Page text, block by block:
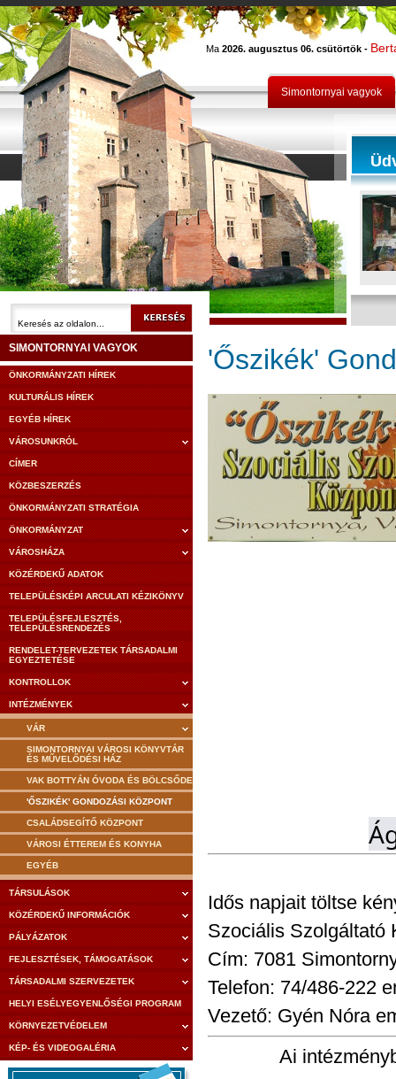
Ma 2026. augusztus 06. csütörtök -
Simontornyai vagyok
SIMONTORNYAI VAGYOK
ÖNKORMÁNYZATI HÍREK
KULTURÁLIS HÍREK
EGYÉB HÍREK
VÁROSUNKRÓL
CÍMER
KÖZBESZERZÉS
ÖNKORMÁNYZATI STRATÉGIA
ÖNKORMÁNYZAT
VÁROSHÁZA
KÖZÉRDEKŰ ADATOK
TELEPÜLÉSKÉPI ARCULATI KÉZIKÖNYV
TELEPÜLÉSFEJLESZTÉS,
TELEPÜLÉSRENDEZÉS
RENDELET-TERVEZETEK TÁRSADALMI
EGYEZTETÉSE
KONTROLLOK
INTÉZMÉNYEK
VÁR
SIMONTORNYAI VÁROSI KÖNYVTÁR
ÉS MŰVELŐDÉSI HÁZ
VAK BOTTYÁN ÓVODA ÉS BÖLCSŐDE
'ŐSZIKÉK' GONDOZÁSI KÖZPONT
CSALÁDSEGÍTŐ KÖZPONT
VÁROSI ÉTTEREM ÉS KONYHA
EGYÉB
TÁRSULÁSOK
KÖZÉRDEKŰ INFORMÁCIÓK
PÁLYÁZATOK
FEJLESZTÉSEK, TÁMOGATÁSOK
TÁRSADALMI SZERVEZETEK
HELYI ESÉLYEGYENLŐSÉGI PROGRAM
KÖRNYEZETVÉDELEM
KÉP- ÉS VIDEOGALÉRIA
'Őszikék'
Idős napjait töltse
Szociális Szolgáltató
Cím: 7081
Telefon: 74/486-222
Vezető: Gyén Nóra
Ai